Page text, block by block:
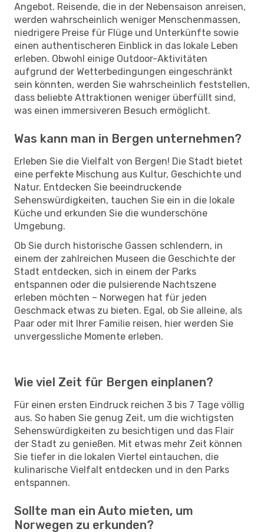
Angebot. Reisende, die in der Nebensaison anreisen,
werden wahrscheinlich weniger Menschenmassen,
niedrigere Preise für Flüge und Unterkünfte sowie
einen authentischeren Einblick in das lokale Leben
erleben. Obwohl einige Outdoor-Aktivitäten
aufgrund der Wetterbedingungen eingeschränkt
sein könnten, werden Sie wahrscheinlich feststellen,
dass beliebte Attraktionen weniger überfüllt sind,
was einen immersiveren Besuch ermöglicht.
Was kann man in Bergen unternehmen?
Erleben Sie die Vielfalt von Bergen! Die Stadt bietet
eine perfekte Mischung aus Kultur, Geschichte und
Natur. Entdecken Sie beeindruckende
Sehenswürdigkeiten, tauchen Sie ein in die lokale
Küche und erkunden Sie die wunderschöne
Umgebung.
Ob Sie durch historische Gassen schlendern, in
einem der zahlreichen Museen die Geschichte der
Stadt entdecken, sich in einem der Parks
entspannen oder die pulsierende Nachtszene
erleben möchten – Norwegen hat für jeden
Geschmack etwas zu bieten. Egal, ob Sie alleine, als
Paar oder mit Ihrer Familie reisen, hier werden Sie
unvergessliche Momente erleben.
Wie viel Zeit für Bergen einplanen?
Für einen ersten Eindruck reichen 3 bis 7 Tage völlig
aus. So haben Sie genug Zeit, um die wichtigsten
Sehenswürdigkeiten zu besichtigen und das Flair
der Stadt zu genießen. Mit etwas mehr Zeit können
Sie tiefer in die lokalen Viertel eintauchen, die
kulinarische Vielfalt entdecken und in den Parks
entspannen.
Sollte man ein Auto mieten, um
Norwegen zu erkunden?